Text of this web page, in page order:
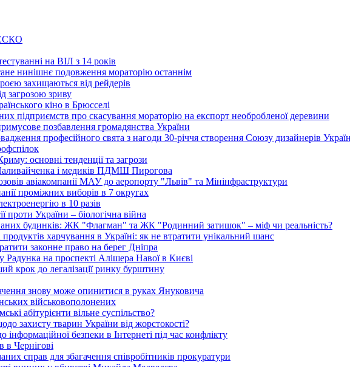
на ВІЛ з 14 років
нинішнє подовження мораторію останнім
захищаються від рейдерів
загрозою зриву
кіно в Брюсселі
підприємств про скасування мораторію на експорт необробленої деревини
позбавлення громадянства України
професійного свята з нагоди 30-річчя створення Союзу дизайнерів
основні тенденції та загрози
і медиків ПДМШ Пирогова
авіакомпанії МАУ до аеропорту "Львів" та Мінінфраструктури
проміжних виборів в 7 округах
в 10 разів
проти України – біологічна війна
будинків: ЖК "Флагман" та ЖК "Родинний затишок" – міф чи реальність?
харчування в Україні: як не втратити унікальний шанс
законне право на берег Дніпра
Радунка на проспекті Алішера Навої в Києві
крок до легалізації ринку бурштину
знову може опинитися в руках Януковича
військовополонених
абітурієнти вільне суспільство?
захисту тварин України від жорстокості?
безпеки в Інтернеті під час конфлікту
в Чернігові
справ для збагачення співробітників прокуратури